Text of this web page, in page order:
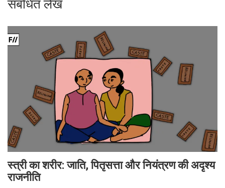
संबंधित लेख
स्त्री का शरीर: जाति, पितृसत्ता और नियंत्रण की अदृश्य
राजनीति